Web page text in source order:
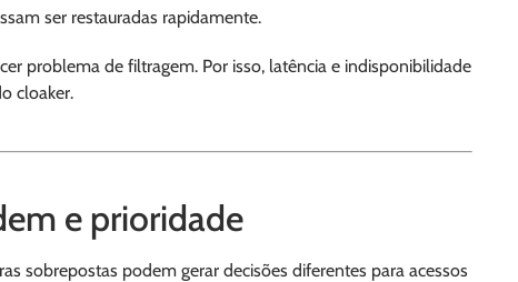
ser restauradas rapidamente.
problema de filtragem. Por isso, latência e indisponibilidade
cloaker.
e prioridade
sobrepostas podem gerar decisões diferentes para acessos